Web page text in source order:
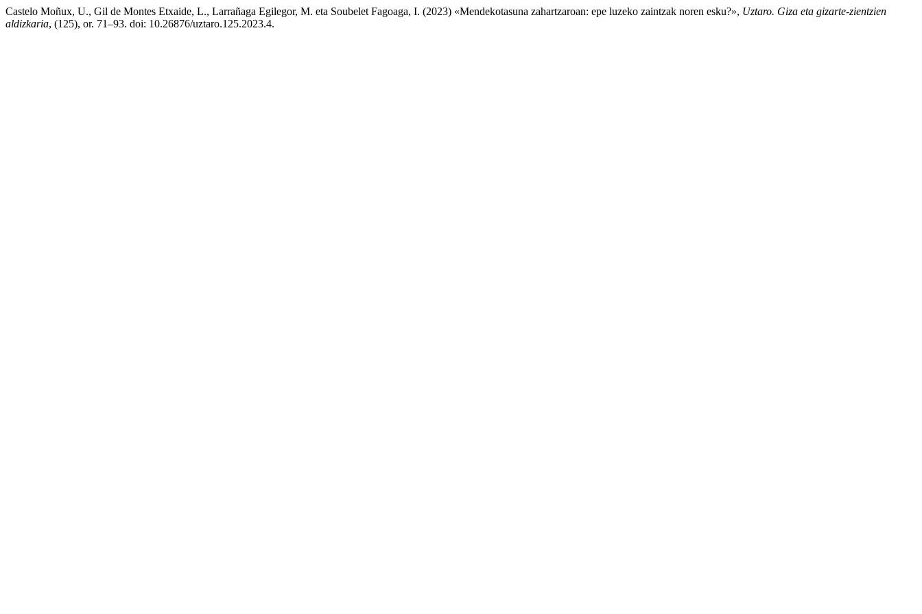
Castelo Moñux, U., Gil de Montes Etxaide, L., Larrañaga Egilegor, M. eta Soubelet Fagoaga, I. (2023) «Mendekotasuna zahartzaroan: epe luzeko zaintzak noren esku?», Uztaro. Giza eta gizarte-zientzien
aldizkaria, (125), or. 71–93. doi: 10.26876/uztaro.125.2023.4.